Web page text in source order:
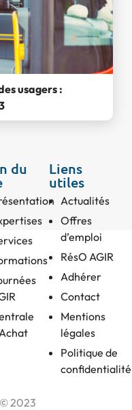
usagers :
du Liens
utiles
Actualités
Offres
d’emploi
RésO AGIR
Adhérer
Contact
Mentions
légales
Politique de
confidentialité
2023